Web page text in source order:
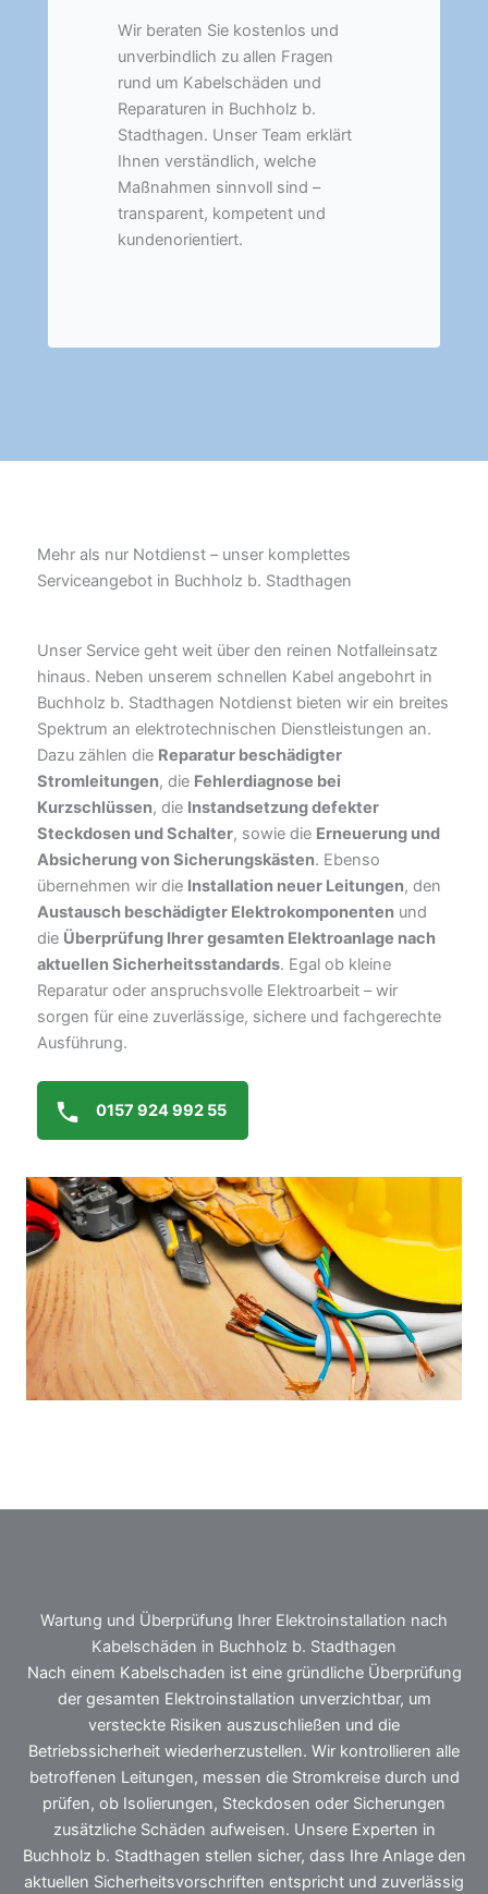
Wir beraten Sie kostenlos und
unverbindlich zu allen Fragen
rund um Kabelschäden und
Reparaturen in Buchholz b.
Stadthagen. Unser Team erklärt
Ihnen verständlich, welche
Maßnahmen sinnvoll sind –
transparent, kompetent und
kundenorientiert.
Mehr als nur Notdienst – unser komplettes
Serviceangebot in Buchholz b. Stadthagen
Unser Service geht weit über den reinen Notfalleinsatz
hinaus. Neben unserem schnellen Kabel angebohrt in
Buchholz b. Stadthagen Notdienst bieten wir ein breites
Spektrum an elektrotechnischen Dienstleistungen an.
Dazu zählen die Reparatur beschädigter
Stromleitungen, die Fehlerdiagnose bei
Kurzschlüssen, die Instandsetzung defekter
Steckdosen und Schalter, sowie die Erneuerung und
Absicherung von Sicherungskästen. Ebenso
übernehmen wir die Installation neuer Leitungen, den
Austausch beschädigter Elektrokomponenten und
die Überprüfung Ihrer gesamten Elektroanlage nach
aktuellen Sicherheitsstandards. Egal ob kleine
Reparatur oder anspruchsvolle Elektroarbeit – wir
sorgen für eine zuverlässige, sichere und fachgerechte
Ausführung.
0157 924 992 55
Wartung und Überprüfung Ihrer Elektroinstallation nach
Kabelschäden in Buchholz b. Stadthagen
Nach einem Kabelschaden ist eine gründliche Überprüfung
der gesamten Elektroinstallation unverzichtbar, um
versteckte Risiken auszuschließen und die
Betriebssicherheit wiederherzustellen. Wir kontrollieren alle
betroffenen Leitungen, messen die Stromkreise durch und
prüfen, ob Isolierungen, Steckdosen oder Sicherungen
zusätzliche Schäden aufweisen. Unsere Experten in
Buchholz b. Stadthagen stellen sicher, dass Ihre Anlage den
aktuellen Sicherheitsvorschriften entspricht und zuverlässig